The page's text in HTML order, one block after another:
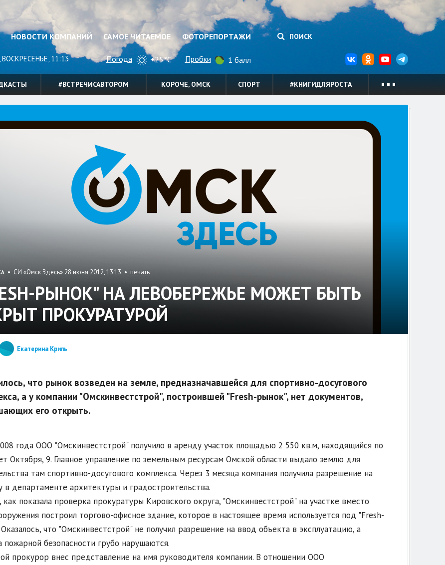
НОВОСТИ КОМПАНИЙ САМОЕ ЧИТАЕМОЕ ФОТОРЕПОРТАЖИ ПОИСК
11:13 Погода +25°C Пробки 1 балл
#ВСТРЕЧИСАВТОРОМ КОРОЧЕ, ОМСК СПОРТ #КНИГИДЛЯРОСТА
• СИ «Омск Здесь» 28 июня 2012, 13:13 • печать
РЫНОК" НА ЛЕВОБЕРЕЖЬЕ МОЖЕТ БЫТЬ
ПРОКУРАТУРОЙ
Екатерина Криль
что рынок возведен на земле, предназначавшейся для спортивно-досугового
а у компании "Омскинвестстрой", построившей "Fresh-рынок", нет документов,
его открыть.
года ООО "Омскинвестстрой" получило в аренду участок площадью 2 550 кв.м, находящийся по
Октября, 9. Главное управление по земельным ресурсам Омской области выдало землю для
там спортивно-досугового комплекса. Через 3 месяца компания получила разрешение на
в департаменте архитектуры и градостроительства.
как показала проверка прокуратуры Кировского округа, "Омскинвестстрой" на участке вместо
построил торгово-офисное здание, которое в настоящее время используется под "Fresh-
что "Омскинвестстрой" не получил разрешение на ввод объекта в эксплуатацию, а
пожарной безопасности грубо нарушаются.
прокурор внес представление на имя руководителя компании. В отношении ООО